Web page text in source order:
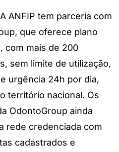
A ANFIP tem parceria com
que oferece plano
com mais de 200
sem limite de utilização,
urgência 24h por dia,
território nacional. Os
OdontoGroup ainda
rede credenciada com
cadastrados e